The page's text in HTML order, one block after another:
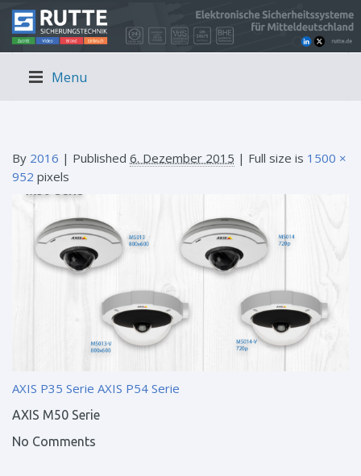
Menu
By 2016 | Published 6. Dezember 2015 | Full size is 1500 ×
952 pixels
AXIS P35 Serie AXIS P54 Serie
AXIS M50 Serie
No Comments